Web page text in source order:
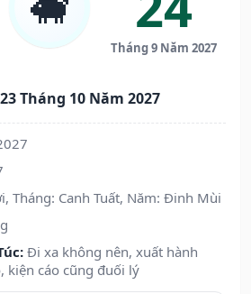
Tháng 9 Năm 2027
Tháng 10 Năm 2027
Tháng: Canh Tuất, Năm: Đinh Mùi
Đi xa không nên, xuất hành
kiện cáo cũng đuối lý